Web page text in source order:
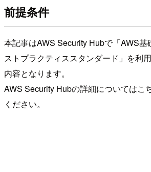
前提条件
本記事はAWS Security Hubで「AWS
ストプラクティススタンダード」を利
内容となります。
AWS Security Hubの詳細についてはこ
ください。